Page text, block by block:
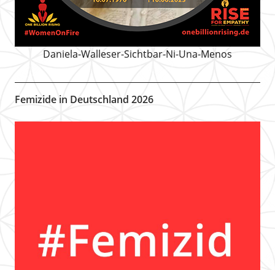
Daniela-Walleser-Sichtbar-Ni-Una-Menos
Femizide in Deutschland 2026